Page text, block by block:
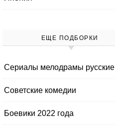
ЕЩЕ ПОДБОРКИ
Cериалы мелодрамы русские
Cоветские комедии
Боевики 2022 года